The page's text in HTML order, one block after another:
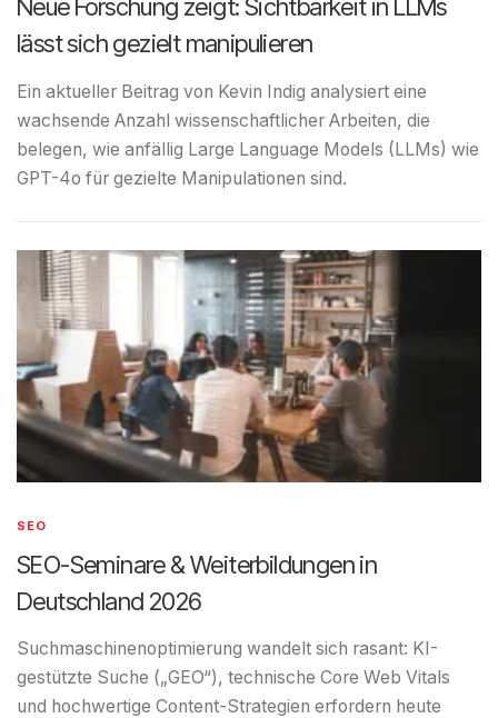
Neue Forschung zeigt: Sichtbarkeit in LLMs
lässt sich gezielt manipulieren
Ein aktueller Beitrag von Kevin Indig analysiert eine
wachsende Anzahl wissenschaftlicher Arbeiten, die
belegen, wie anfällig Large Language Models (LLMs) wie
GPT-4o für gezielte Manipulationen sind.
SEO
SEO-Seminare & Weiterbildungen in
Deutschland 2026
Suchmaschinenoptimierung wandelt sich rasant: KI-
gestützte Suche („GEO“), technische Core Web Vitals
und hochwertige Content-Strategien erfordern heute